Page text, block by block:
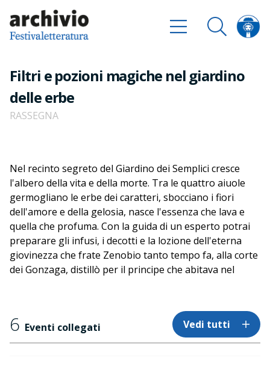
Filtri e pozioni magiche nel giardino
delle erbe
RASSEGNA
Nel recinto segreto del Giardino dei Semplici cresce
l'albero della vita e della morte. Tra le quattro aiuole
germogliano le erbe dei caratteri, sbocciano i fiori
dell'amore e della gelosia, nasce l'essenza che lava e
quella che profuma. Con la guida di un esperto potrai
preparare gli infusi, i decotti e la lozione dell'eterna
giovinezza che frate Zenobio tanto tempo fa, alla corte
dei Gonzaga, distillò per il principe che abitava nel
Per i bambini dai 5 ai 13 anni (anche accompagnati dai
genitori). Ingresso dal giardino dei semplici di palazzo
Ducale.
6 Eventi collegati Vedi tutti